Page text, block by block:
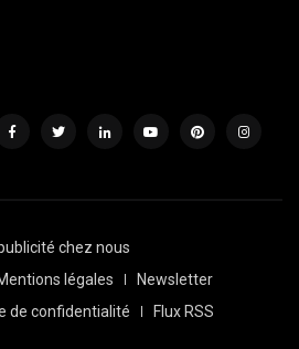
chez nous
légales
Newsletter
de confidentialité
Flux RSS